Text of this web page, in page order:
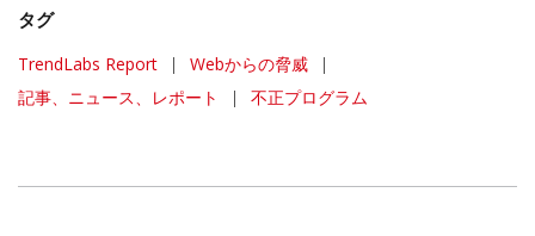
タグ
TrendLabs Report | Webからの脅威
|
記事、ニュース、レポート
| 不正プログラム